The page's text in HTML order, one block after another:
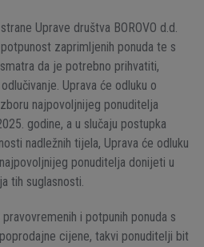
Uprave društva BOROVO d.d.
zaprimljenih ponuda te s
da je potrebno prihvatiti,
Uprava će odluku o
najpovoljnijeg ponuditelja
godine, a u slučaju postupka
nadležnih tijela, Uprava će odluku
ponuditelja donijeti u
tih suglasnosti.
i potpunih ponuda s
cijene, takvi ponuditelji bit